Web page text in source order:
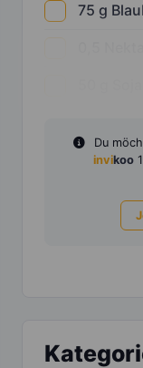
75 g
Du
invikoo